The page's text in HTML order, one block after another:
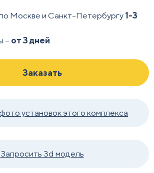
Москве и Санкт-Петербургу 1-3
– от 3 дней.
Заказать
установок этого комплекса
Запросить 3d модель